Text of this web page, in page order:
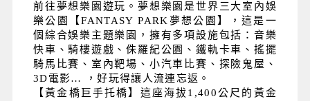
前往夢想樂園遊玩。夢想樂園是世界三大室內娛
樂公園【FANTASY PARK夢想公園】，這是一
個綜合娛樂主題樂園，擁有多項設施包括：音樂
快車、騎樓遊戲、侏羅紀公園、鐵軌卡車、搖擺
騎馬比賽、室內靶場、小汽車比賽、探險鬼屋、
3D電影… ，好玩得讓人流連忘返。
【黃金橋巨手托橋】這座海拔1,400公尺的黃金